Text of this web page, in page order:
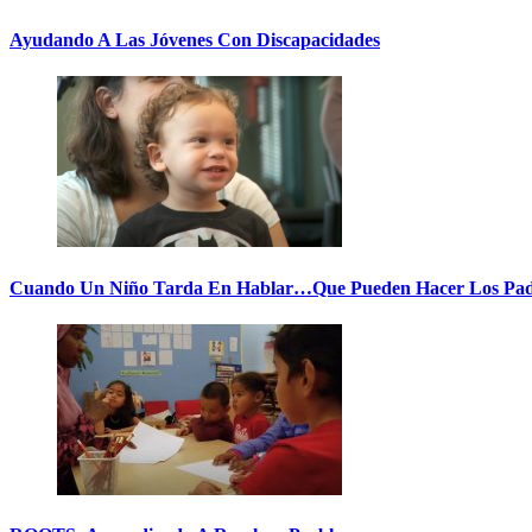
Ayudando A Las Jóvenes Con Discapacidades
Cuando Un Niño Tarda En Hablar…Que Pueden Hacer Los